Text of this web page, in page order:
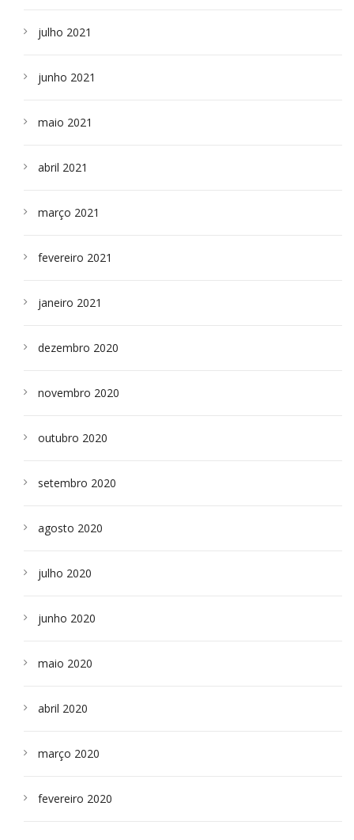
julho 2021
junho 2021
maio 2021
abril 2021
março 2021
fevereiro 2021
janeiro 2021
dezembro 2020
novembro 2020
outubro 2020
setembro 2020
agosto 2020
julho 2020
junho 2020
maio 2020
abril 2020
março 2020
fevereiro 2020